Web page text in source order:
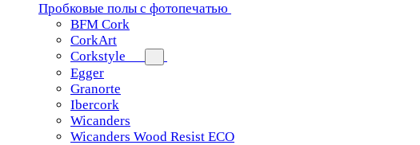
Пробковые полы с фотопечатью
BFM Cork
CorkArt
Corkstyle
Egger
Granorte
Ibercork
Wicanders
Wicanders Wood Resist ECO